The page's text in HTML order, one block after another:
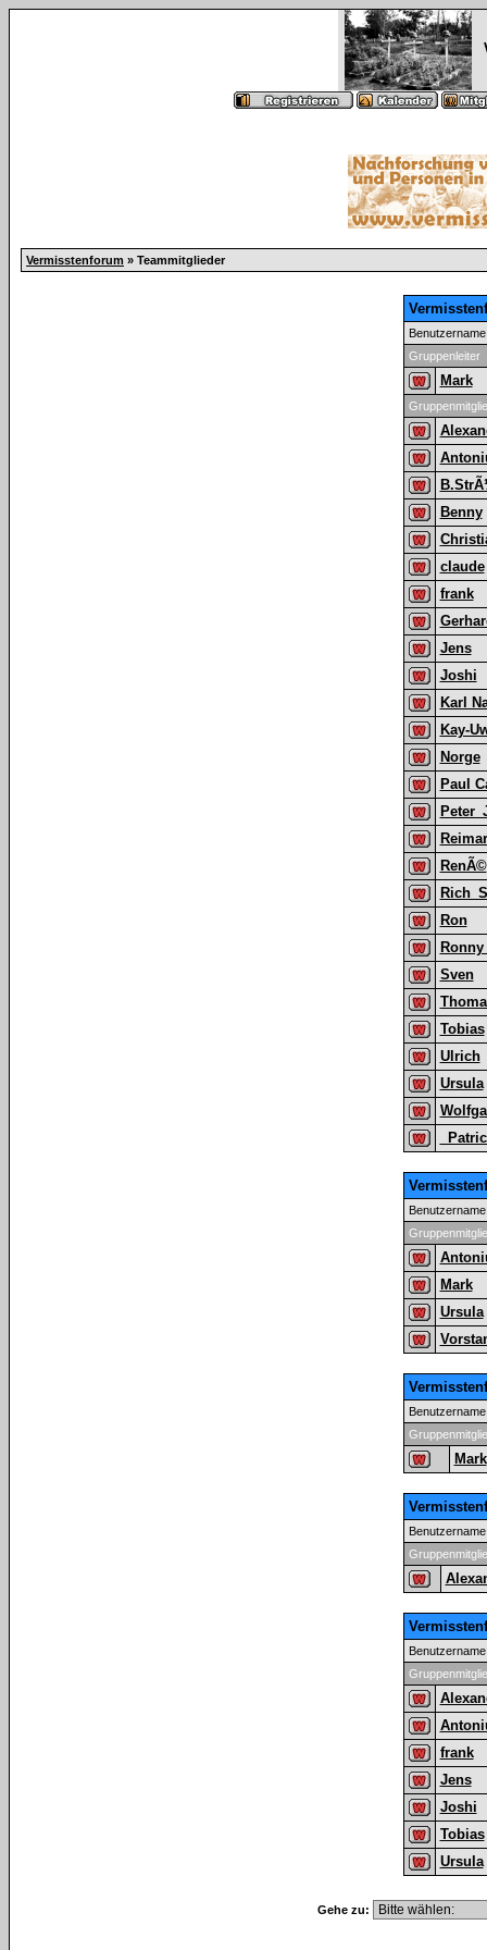
Vermisstenforum » Teammitglieder
Benutzername
Gruppenleiter
Mark
Benny
claude
frank
Jens
Joshi
Karl
Kay-
Norge
Paul
Reimar
RenÃ©
Ron
Ronny
Sven
Tobias
Ulrich
Ursula
Benutzername
Mark
Ursula
Benutzername
Mark
Benutzername
Benutzername
frank
Jens
Joshi
Tobias
Ursula
Gehe zu: